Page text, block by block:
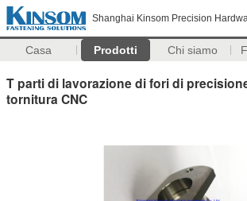
Shanghai Kinsom Precision
Casa Prodotti Chi siamo
T parti di lavorazione di fori di
tornitura CNC